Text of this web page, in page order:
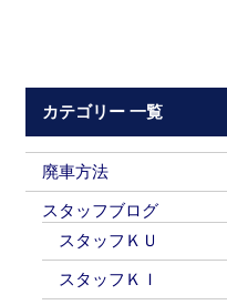
カテゴリー 一覧
廃車方法
スタッフブログ
スタッフＫＵ
スタッフＫＩ